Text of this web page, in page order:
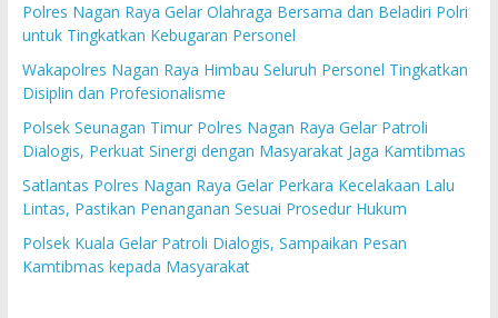
Polres Nagan Raya Gelar Olahraga Bersama dan Beladiri Polri
untuk Tingkatkan Kebugaran Personel
Wakapolres Nagan Raya Himbau Seluruh Personel Tingkatkan
Disiplin dan Profesionalisme
Polsek Seunagan Timur Polres Nagan Raya Gelar Patroli
Dialogis, Perkuat Sinergi dengan Masyarakat Jaga Kamtibmas
Satlantas Polres Nagan Raya Gelar Perkara Kecelakaan Lalu
Lintas, Pastikan Penanganan Sesuai Prosedur Hukum
Polsek Kuala Gelar Patroli Dialogis, Sampaikan Pesan
Kamtibmas kepada Masyarakat